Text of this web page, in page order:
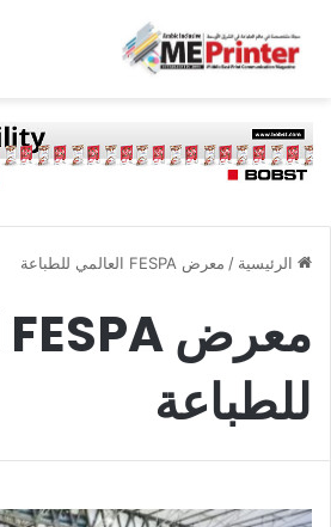
الرئيسية / معرض FESPA العالمي للطباعة
للطباعة